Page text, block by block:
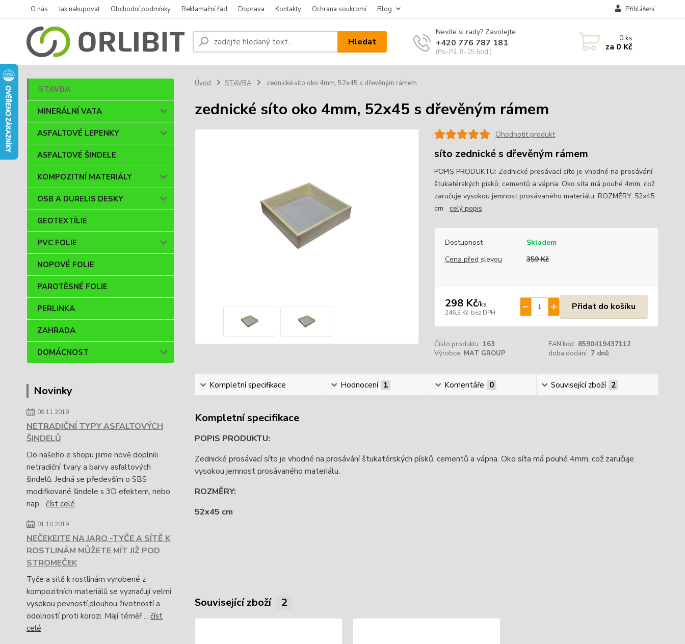
O nás Jak nakupovat Obchodní podmínky Reklamační řád Doprava Kontakty Ochrana soukromí Blog Přihlášení
Hledat
Nevíte si rady? Zavolejte.
+420 776 787 181
(Po-Pá, 8-15 hod.)
0ks
za 0 Kč
STAVBA
MINERÁLNÍ VATA
ASFALTOVÉ LEPENKY
ASFALTOVÉ ŠINDELE
KOMPOZITNÍ MATERIÁLY
OSB A DURELIS DESKY
GEOTEXTÍLIE
PVC FOLIE
NOPOVÉ FOLIE
PAROTĚSNÉ FOLIE
PERLINKA
ZAHRADA
DOMÁCNOST
Novinky
08.11.2019
NETRADIČNÍ TYPY ASFALTOVÝCH
ŠINDELŮ
Do našeho e shopu jsme nově doplnili
netradiční tvary a barvy asfaltových
šindelů. Jedná se především o SBS
modifkované šindele s 3D efektem, nebo
nap... číst celé
01.10.2019
NEČEKEJTE NA JARO -TYČE A SÍTĚ K
ROSTLINÁM MŮŽETE MÍT JIŽ POD
STROMEČEK
Tyče a sítě k rostlinám vyrobené z
kompozitních materiálů se vyznačují velmi
vysokou pevností,dlouhou životností a
odolností proti korozi. Mají téměř ... číst
celé
Úvod STAVBA zednické síto oko 4mm, 52x45 s dřevěným rámem
zednické síto oko 4mm, 52x45 s dřevěným rámem
Ohodnotit produkt
síto zednické s dřevěným rámem
POPIS PRODUKTU: Zednické prosávací síto je vhodné na prosávání
štukatérských písků, cementů a vápna. Oko síta má pouhé 4mm, což
zaručuje vysokou jemnost prosávaného materiálu. ROZMĚRY: 52x45
cm celý popis
Dostupnost
Skladem
Cena před slevou
359 Kč
298 Kč/ks
246,3 Kč bez DPH
Přidat do košíku
Číslo produktu: 163 EAN kód: 8590419437112
Výrobce: MAT GROUP doba dodání: 7 dnů
Kompletní specifikace Hodnocení 1 Komentáře 0 Související zboží 2
Kompletní specifikace
POPIS PRODUKTU:
Zednické prosávací síto je vhodné na prosávání štukatérských písků, cementů a vápna. Oko síta má pouhé 4mm, což zaručuje
vysokou jemnost prosávaného materiálu.
ROZMĚRY:
52x45 cm
Související zboží 2